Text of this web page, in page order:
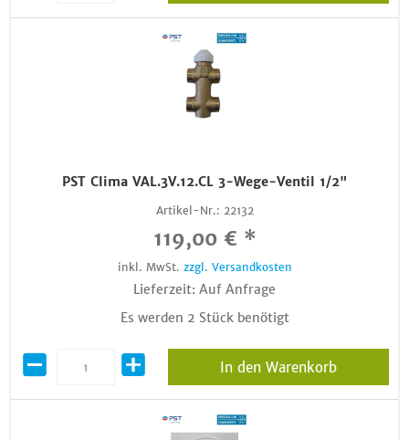
PST Clima VAL.3V.12.CL 3-Wege-Ventil 1/2"
Artikel-Nr.: 22132
119,00 € *
inkl. MwSt. zzgl. Versandkosten
Lieferzeit: Auf Anfrage
Es werden 2 Stück benötigt
In den Warenkorb